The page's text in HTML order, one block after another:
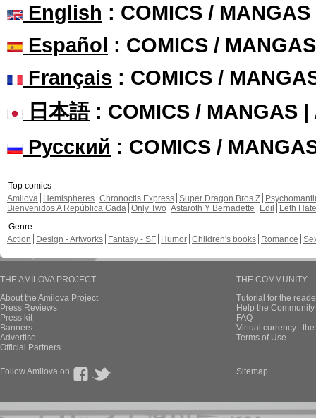
English : COMICS /
Español : COMICS /
Français : COMICS /
日本語: COMICS / MANGAS |
Русский : COMICS /
Top comics
Amilova
Hemispheres Chronoctis Express Super Dragon Bros Z
Bienvenidos A República Gada Only Two Astaroth Y Bernadette Edil
Leth Hate
Genre
Action
Design - Artworks Fantasy - SF Humor Children's books Romance
THE AMILOVA PROJECT
About the Amilova Project
Press Reviews
Press kit
Banners
Advertise
Official Partners
THE COMMUNITY
Tutorial for the
Help the
FAQ
Virtual currency :
Terms of Use
Follow Amilova on Sitemap